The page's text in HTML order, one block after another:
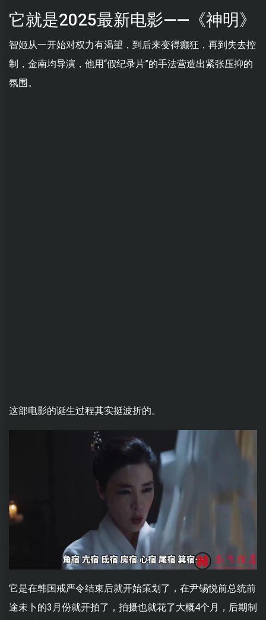
它就是2025最新电影——《神明》
智姬从一开始对权力有渴望，到后来变得癫狂，再到失去控
制，金南均导演，他用“假纪录片”的手法营造出紧张压抑的
氛围。
这部电影的诞生过程其实挺波折的。
它是在韩国戒严令结束后就开始策划了，在尹锡悦前总统前
途未卜的3月份就开拍了，拍摄也就花了大概4个月，后期制